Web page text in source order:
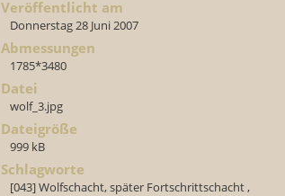
Veröffentlicht am
Donnerstag 28 Juni 2007
Abmessungen
1785*3480
Datei
wolf_3.jpg
Dateigröße
999 kB
Schlagworte
[043] Wolfschacht, später Fortschrittschacht,